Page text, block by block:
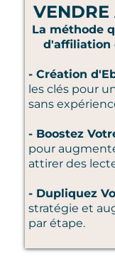
VENDRE
La méthode
d'affiliation
- Création
les clés pour
sans
- Boostez
pour
attirer des
- Dupliquez
stratégie et
par étape.